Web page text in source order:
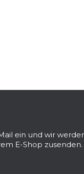
ein und wir
E-Shop zusenden.